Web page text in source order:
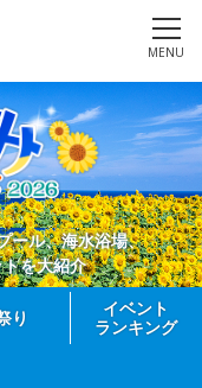
MENU
ール、海水浴場、
を大紹介
り
イベント
ランキング